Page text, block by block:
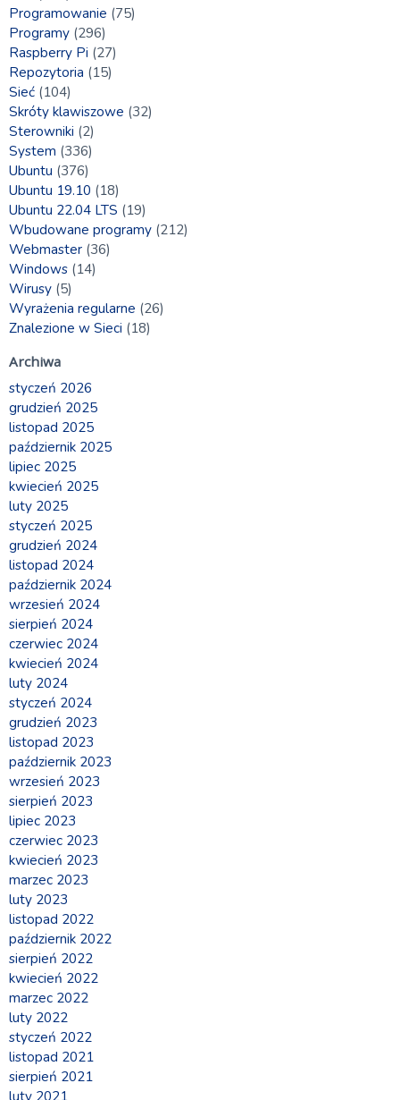
Programowanie (75)
Programy (296)
Raspberry Pi (27)
Repozytoria (15)
Sieć (104)
Skróty klawiszowe (32)
Sterowniki (2)
System (336)
Ubuntu (376)
Ubuntu 19.10 (18)
Ubuntu 22.04 LTS (19)
Wbudowane programy (212)
Webmaster (36)
Windows (14)
Wirusy (5)
Wyrażenia regularne (26)
Znalezione w Sieci (18)
Archiwa
styczeń 2026
grudzień 2025
listopad 2025
październik 2025
lipiec 2025
kwiecień 2025
luty 2025
styczeń 2025
grudzień 2024
listopad 2024
październik 2024
wrzesień 2024
sierpień 2024
czerwiec 2024
kwiecień 2024
luty 2024
styczeń 2024
grudzień 2023
listopad 2023
październik 2023
wrzesień 2023
sierpień 2023
lipiec 2023
czerwiec 2023
kwiecień 2023
marzec 2023
luty 2023
listopad 2022
październik 2022
sierpień 2022
kwiecień 2022
marzec 2022
luty 2022
styczeń 2022
listopad 2021
sierpień 2021
luty 2021